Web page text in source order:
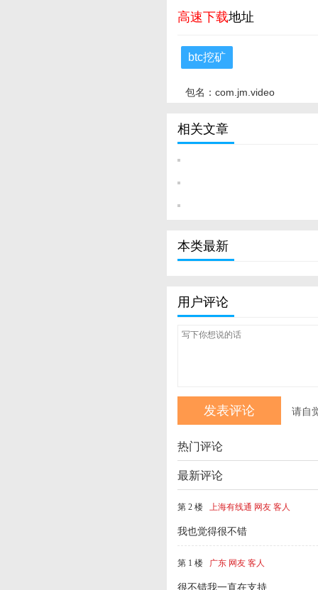
高速下载地址
btc挖矿
包名：com.jm.video
相关文章
本类最新
用户评论
请自
热门评论
最新评论
第 2 楼 上海有线通 网友 客人
我也觉得很不错
第 1 楼 广东 网友 客人
很不错我一直在支持